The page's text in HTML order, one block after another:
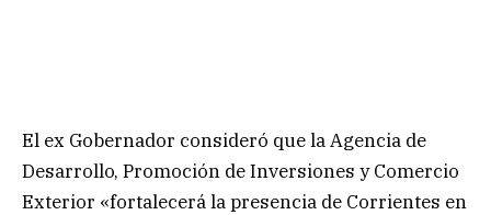
El ex Gobernador consideró que la Agencia de
Desarrollo, Promoción de Inversiones y Comercio
Exterior «fortalecerá la presencia de Corrientes en